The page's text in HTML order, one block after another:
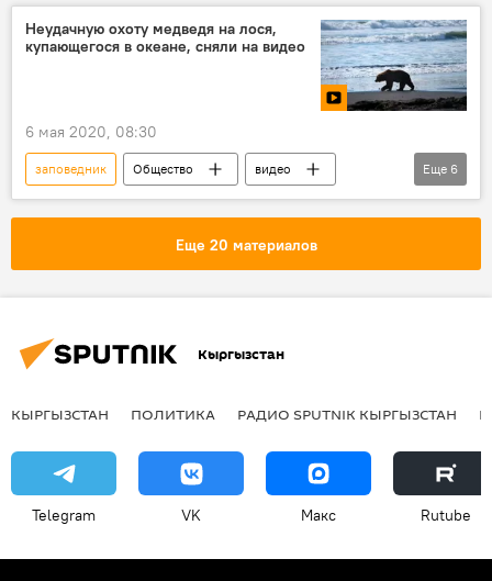
Общество
ЮАР
лев
Интересное из мира животных
Неудачную охоту медведя на лося,
купающегося в океане, сняли на видео
6 мая 2020, 08:30
заповедник Общество
видео
Мультимедиа
В мире
лось
Интересное из мира животных
Еще 6
Еще 20 материалов
Кыргызстан
КЫРГЫЗСТАН ПОЛИТИКА РАДИО SPUTNIK КЫРГЫЗСТАН
Telegram VK Макс Rutube